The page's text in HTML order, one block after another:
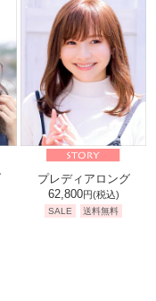
プレディアロング
62,800円(税込)
SALE 送料無料